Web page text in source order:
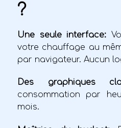
?
Une seule interface:
votre chauffage au
par navigateur. Aucun
Des graphiques
consommation par
mois.